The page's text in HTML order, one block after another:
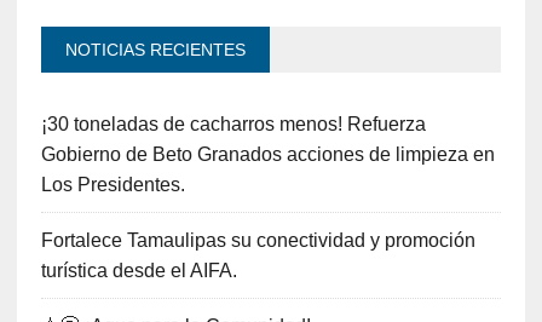
NOTICIAS RECIENTES
¡30 toneladas de cacharros menos! Refuerza
Gobierno de Beto Granados acciones de limpieza en
Los Presidentes.
Fortalece Tamaulipas su conectividad y promoción
turística desde el AIFA.